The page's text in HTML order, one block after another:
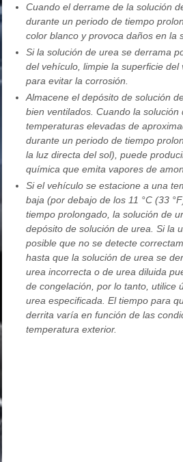
Cuando el derrame de la solución
durante un periodo de tiempo
color blanco y provoca daños en la
Si la solución de urea se derrama
del vehículo, limpie la superficie del
para evitar la corrosión.
Almacene el depósito de solución
bien ventilados. Cuando la solución
temperaturas elevadas de
durante un periodo de tiempo
la luz directa del sol), puede
química que emita vapores de
Si el vehículo se estacione a una
baja (por debajo de los 11 °C (33
tiempo prolongado, la solución de
depósito de solución de urea. Si la
posible que no se detecte
hasta que la solución de urea se
urea incorrecta o de urea diluida
de congelación, por lo tanto, utilice
urea especificada. El tiempo para
derrita varía en función de las
temperatura exterior.